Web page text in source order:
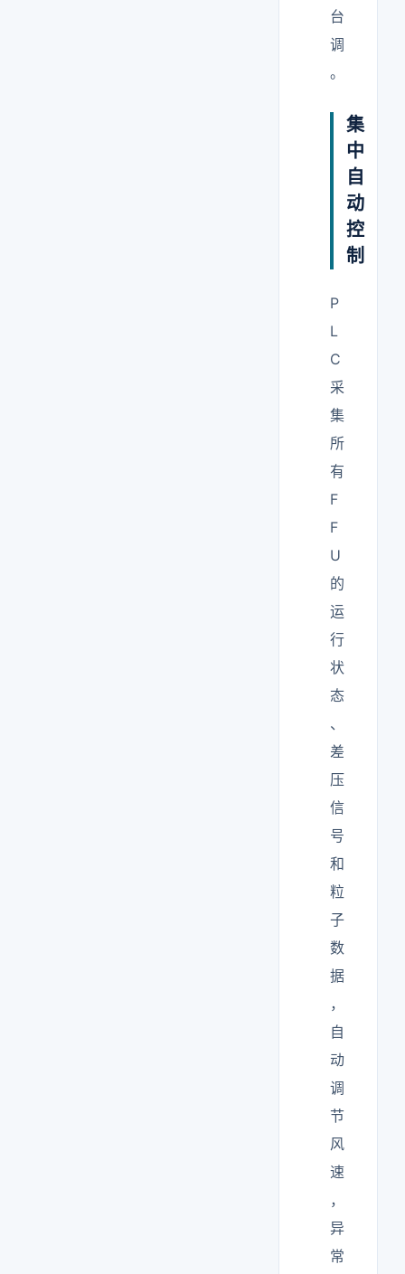
台
调
。
集
中
自
动
控
制
P
L
C
采
集
所
有
F
F
U
的
运
行
状
态
、
差
压
信
号
和
粒
子
数
据
，
自
动
调
节
风
速
，
异
常